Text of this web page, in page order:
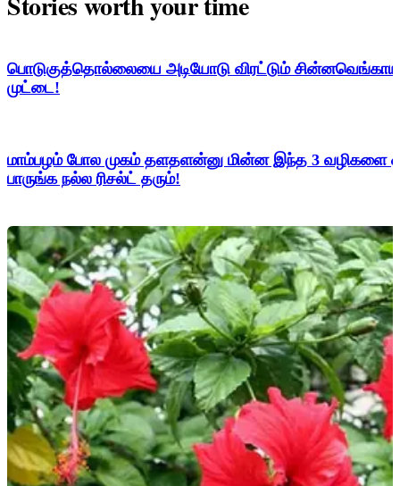
பொடுகுத்தொல்லையை அடியோடு விரட்டும்
முட்டை!
மாம்பழம் போல முகம் தளதளன்னு மின்ன இந்த 3 வழிகளை
பாருங்க நல்ல ரிசல்ட் தரும்!